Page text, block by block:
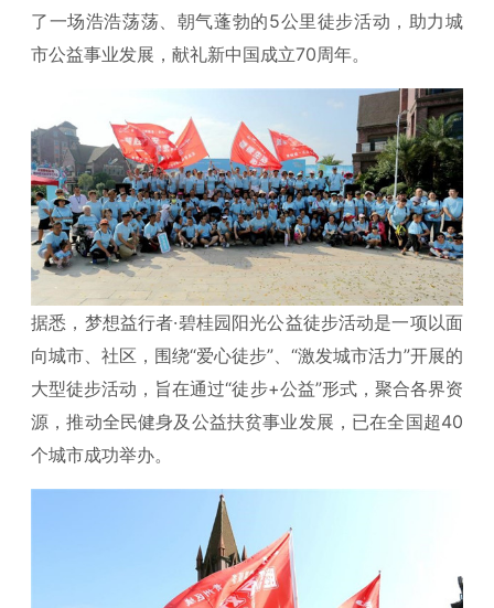
了一场浩浩荡荡、朝气蓬勃的5公里徒步活动，助力城
市公益事业发展，献礼新中国成立70周年。
据悉，梦想益行者·碧桂园阳光公益徒步活动是一项以面
向城市、社区，围绕“爱心徒步”、“激发城市活力”开展的
大型徒步活动，旨在通过“徒步+公益”形式，聚合各界资
源，推动全民健身及公益扶贫事业发展，已在全国超40
个城市成功举办。